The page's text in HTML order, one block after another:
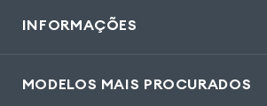
INFORMAÇÕES
MODELOS MAIS PROCURADOS